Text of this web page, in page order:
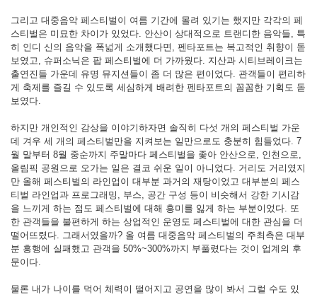
그리고 대중음악 페스티벌이 여름 기간에 몰려 있기는 했지만 각각의 페
스티벌은 미묘한 차이가 있었다. 안산이 상대적으로 트랜디한 음악들, 특
히 인디 신의 음악을 폭넓게 소개했다면, 펜타포트는 복고적인 취향이 돋
보였고, 슈퍼소닉은 팝 페스티벌에 더 가까웠다. 지산과 시티브레이크는
출연진들 가운데 유명 뮤지션들이 좀 더 많은 편이었다. 관객들이 편리하
게 축제를 즐길 수 있도록 세심하게 배려한 펜타포트의 꼼꼼한 기획도 돋
보였다.
하지만 개인적인 감상을 이야기하자면 솔직히 다섯 개의 페스티벌 가운
데 겨우 세 개의 페스티벌만을 지켜보는 일만으로도 충분히 힘들었다. 7
월 말부터 8월 중순까지 주말마다 페스티벌을 좇아 안산으로, 인천으로,
올림픽 공원으로 오가는 일은 결코 쉬운 일이 아니었다. 거리도 거리였지
만 올해 페스티벌의 라인업이 대부분 과거의 재탕이었고 대부분의 페스
티벌 라인업과 프로그래밍, 부스, 공간 구성 등이 비슷해서 강한 기시감
을 느끼게 하는 점도 페스티벌에 대해 흥미를 잃게 하는 부분이었다. 또
한 관객들을 불편하게 하는 상업적인 운영도 페스티벌에 대한 관심을 더
떨어뜨렸다. 그래서였을까? 올 여름 대중음악 페스티벌의 주최측은 대부
분 흥행에 실패했고 관객을 50%~300%까지 부풀렸다는 것이 업계의 후
문이다.
물론 내가 나이를 먹어 체력이 떨어지고 공연을 많이 봐서 그럴 수도 있